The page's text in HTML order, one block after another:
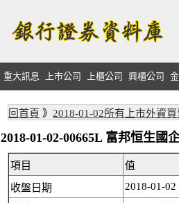
重大訊息 上市公司 上櫃公司 興櫃公司
回首頁 》 2018-01-02所有上市外資買
2018-01-02-00665L 富邦恒生國
項目
值
收盤日期
2018-01-02